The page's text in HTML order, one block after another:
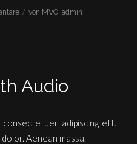
/ von MVO_admin
Audio
adipiscing elit.
Aenean massa.